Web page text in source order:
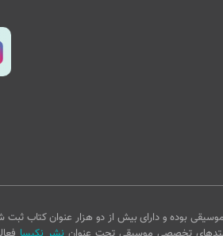
بوده و دارای بیش از دو هزار عنوان کتاب ثبت